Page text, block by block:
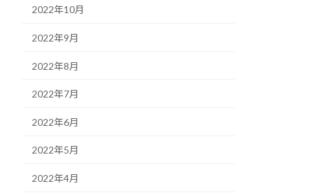
2022年10月
2022年9月
2022年8月
2022年7月
2022年6月
2022年5月
2022年4月